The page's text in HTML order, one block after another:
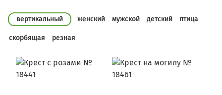
вертикальный женский мужской детский птица
скорбящая резная